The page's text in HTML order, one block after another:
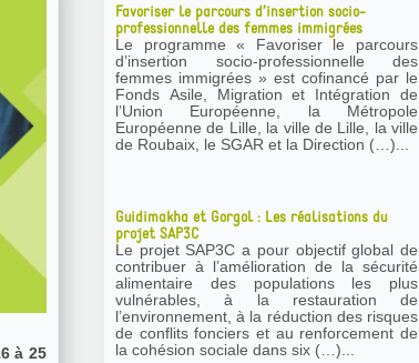
à 25
Favoriser le parcours d’insertion socio-
professionnelle des femmes immigrées
Le programme « Favoriser le parcours
d’insertion socio-professionnelle des
femmes immigrées » est cofinancé par le
Fonds Asile, Migration et Intégration de
l’Union Européenne, la Métropole
Européenne de Lille, la ville de Lille, la ville
de Roubaix, le SGAR et la Direction (…)...
Guidimakha et Gorgol : Les réalisations du
projet SAP3C
Le projet SAP3C a pour objectif global de
contribuer à l’amélioration de la sécurité
alimentaire des populations les plus
vulnérables, à la restauration de
l’environnement, à la réduction des risques
de conflits fonciers et au renforcement de
la cohésion sociale dans six (…)...